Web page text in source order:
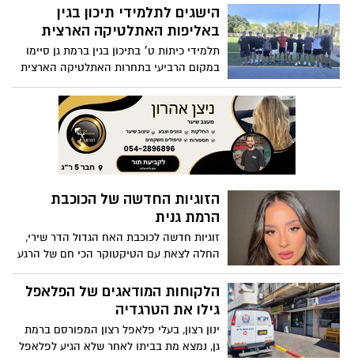
הזוגיות החדשה של הכוכבת
הרמת גנית
זוגיות חדשה לכוכבת האח הגדול הדר שירי,
החלה לצאת עם הטיקטוקר הכי חם של הרגע
הלקוחות המודאגים של הפלאפל
גילו את הטרגדיה
ינון רצון, בעלי פלאפל רצון המפורסם ברמת
גן, נמצא מת בביתו לאחר שלא הגיע לפלאפל
במשך מספר ימים
אסטרולוגיה - עוזי הכהן
תחזית שבועית על פי התרולוגיה וקלפי
הטארוט לשבוע שבין – 09/05/25 ועד -
15/05/25.
גם בשבוע הבא: העבודות להקמת
הקו הסגול ימשכו. איזה רחובות
יחסמו?
חברת נת"ע - נתיבי תחבורה עירוניים תמשיך